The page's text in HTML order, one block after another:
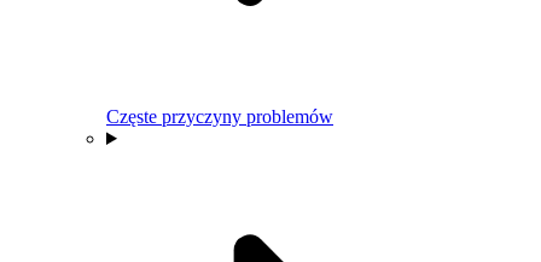
Częste przyczyny problemów